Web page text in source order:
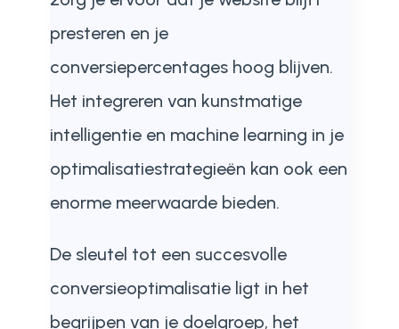
presteren en je
conversiepercentages hoog blijven.
Het integreren van kunstmatige
intelligentie en machine learning in je
optimalisatiestrategieën kan ook een
enorme meerwaarde bieden.
De sleutel tot een succesvolle
conversieoptimalisatie ligt in het
begrijpen van je doelgroep, het